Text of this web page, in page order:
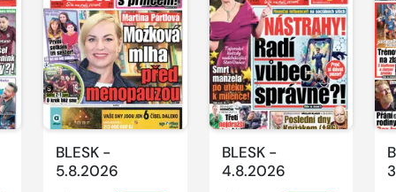
BLESK -
5.8.2026
BLESK -
4.8.2026